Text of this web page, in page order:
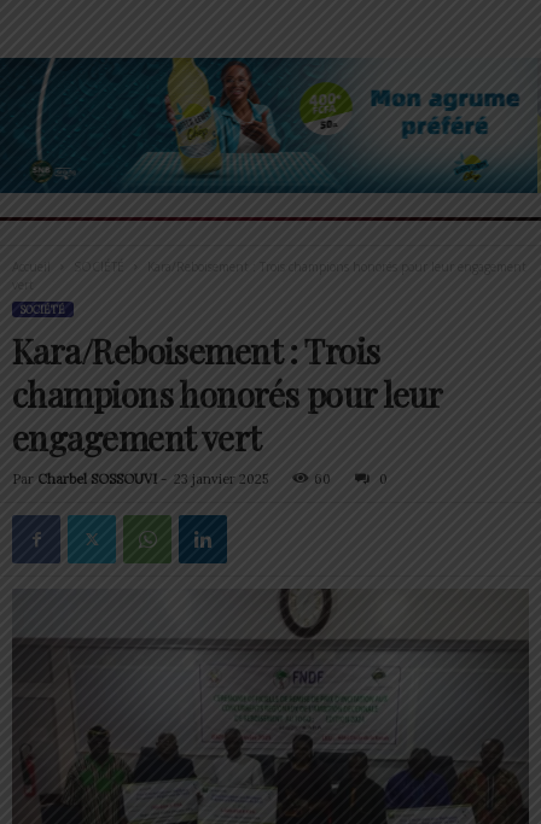
Accueil
Kara/Reboisement : Trois champions honorés pour leur engagement
vert
SOCIÉTÉ
Kara/Reboisement : Trois
champions honorés pour leur
engagement vert
Par Charbel SOSSOUVI - 23 janvier 2025 60 0